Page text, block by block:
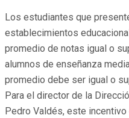
Los estudiantes que
establecimientos
promedio de notas igual o
alumnos de enseñanza
promedio debe ser igual o
Para el director de la
Pedro Valdés, este